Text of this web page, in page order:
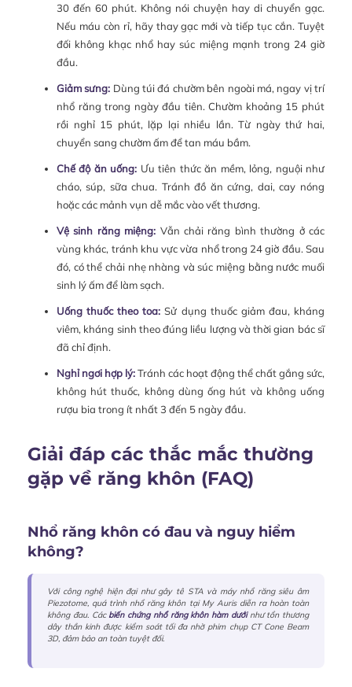
30 đến 60 phút. Không nói chuyện hay di chuyển gạc.
Nếu máu còn rỉ, hãy thay gạc mới và tiếp tục cắn. Tuyệt
đối không khạc nhổ hay súc miệng mạnh trong 24 giờ
đầu.
Giảm sưng: Dùng túi đá chườm bên ngoài má, ngay vị trí
nhổ răng trong ngày đầu tiên. Chườm khoảng 15 phút
rồi nghỉ 15 phút, lặp lại nhiều lần. Từ ngày thứ hai,
chuyển sang chườm ấm để tan máu bầm.
Chế độ ăn uống: Ưu tiên thức ăn mềm, lỏng, nguội như
cháo, súp, sữa chua. Tránh đồ ăn cứng, dai, cay nóng
hoặc các mảnh vụn dễ mắc vào vết thương.
Vệ sinh răng miệng: Vẫn chải răng bình thường ở các
vùng khác, tránh khu vực vừa nhổ trong 24 giờ đầu. Sau
đó, có thể chải nhẹ nhàng và súc miệng bằng nước muối
sinh lý ấm để làm sạch.
Uống thuốc theo toa: Sử dụng thuốc giảm đau, kháng
viêm, kháng sinh theo đúng liều lượng và thời gian bác sĩ
đã chỉ định.
Nghỉ ngơi hợp lý:Tránh các hoạt động thể chất gắng sức,
không hút thuốc, không dùng ống hút và không uống
rượu bia trong ít nhất 3 đến 5 ngày đầu.
Giải đáp các thắc mắc thường
gặp về răng khôn (FAQ)
Nhổ răng khôn có đau và nguy hiểm
không?
Với công nghệ hiện đại như gây tê STA và máy nhổ răng siêu âm
Piezotome, quá trình nhổ răng khôn tại My Auris diễn ra hoàn toàn
không đau. Các biến chứng nhổ răng khôn hàm dướinhư tổn thương
dây thần kinh được kiểm soát tối đa nhờ phim chụp CT Cone Beam
3D, đảm bảo an toàn tuyệt đối.